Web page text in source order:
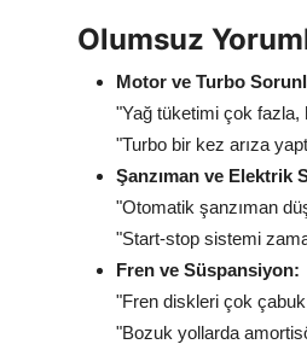
Olumsuz
Motor ve Turbo
"Yağ tüketimi çok fazla,
"Turbo bir kez arıza
Şanzıman ve Elektrik
"Otomatik şanzıman
"Start-stop sistemi
Fren ve Süspansiyon:
"Fren diskleri çok çabuk
"Bozuk yollarda